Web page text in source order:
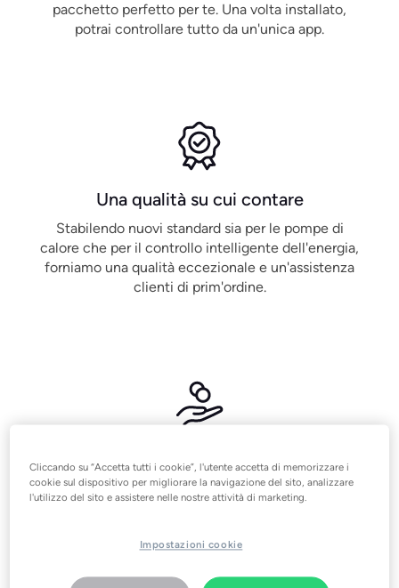
pacchetto perfetto per te. Una volta installato,
potrai controllare tutto da un'unica app.
Una qualità su cui contare
Stabilendo nuovi standard sia per le pompe di
calore che per il controllo intelligente dell'energia,
forniamo una qualità eccezionale e un'assistenza
clienti di prim'ordine.
Ti aiuteremo a ridurre il consumo energetico e i
costi, rimanendo al passo con le nuove normative
Cliccando su “Accetta tutti i cookie”, l'utente accetta di memorizzare i
cookie sul dispositivo per migliorare la navigazione del sito, analizzare
l'utilizzo del sito e assistere nelle nostre attività di marketing.
Impostazioni cookie